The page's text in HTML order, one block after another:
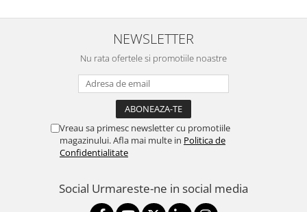
NEWSLETTER
Nu rata ofertele si promotiile noastre
Vreau sa primesc newsletter cu promotiile
magazinului. Afla mai multe in Politica de
Confidentialitate
Social Urmareste-ne in social media